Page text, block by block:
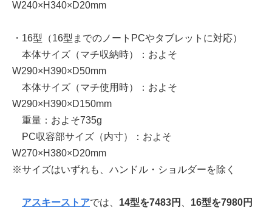
W240×H340×D20mm
・16型（16型までのノートPCやタブレットに対応）
本体サイズ（マチ収納時）：およそ
W290×H390×D50mm
本体サイズ（マチ使用時）：およそ
W290×H390×D150mm
重量：およそ735g
PC収容部サイズ（内寸）：およそ
W270×H380×D20mm
※サイズはいずれも、ハンドル・ショルダーを除く
アスキーストアでは、 14型を7483円
16型を7980円